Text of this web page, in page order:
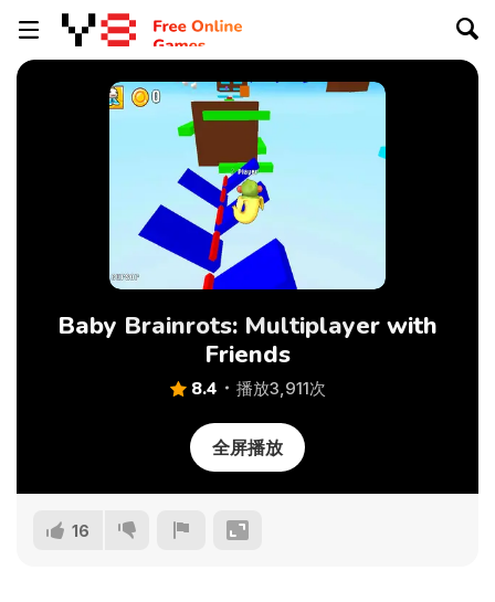
Baby Brainrots: Multiplayer with
Friends
8.4 播放3,911次
全屏播放
16